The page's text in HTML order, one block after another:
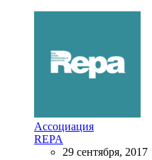
Ассоциация
REPA
29 сентября, 2017